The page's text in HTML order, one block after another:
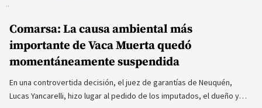
Comarsa: La causa ambiental más
importante de Vaca Muerta quedó
momentáneamente suspendida
En una controvertida decisión, el juez de garantías de Neuquén,
Lucas Yancarelli, hizo lugar al pedido de los imputados, el dueño y…